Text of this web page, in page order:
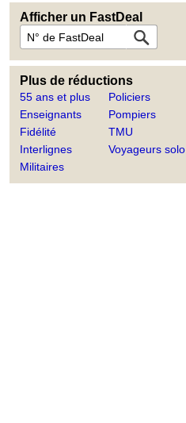
Afficher un FastDeal
Plus de réductions
55 ans et plus
Enseignants
Fidélité
Interlignes
Militaires
Policiers
Pompiers
TMU
Voyageurs solo